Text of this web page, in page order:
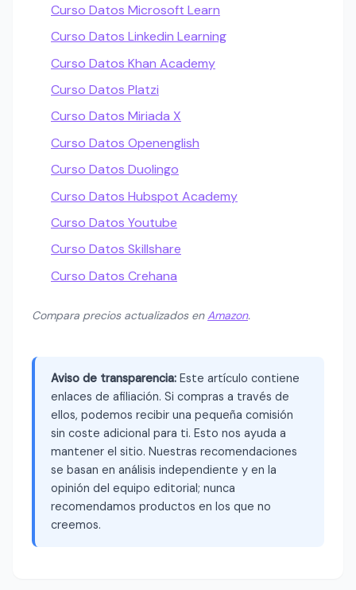
Curso Datos Microsoft Learn
Curso Datos Linkedin Learning
Curso Datos Khan Academy
Curso Datos Platzi
Curso Datos Miriada X
Curso Datos Openenglish
Curso Datos Duolingo
Curso Datos Hubspot Academy
Curso Datos Youtube
Curso Datos Skillshare
Curso Datos Crehana
Compara precios actualizados enAmazon.
Aviso de transparencia: Este artículo contiene
enlaces de afiliación. Si compras a través de
ellos, podemos recibir una pequeña comisión
sin coste adicional para ti. Esto nos ayuda a
mantener el sitio. Nuestras recomendaciones
se basan en análisis independiente y en la
opinión del equipo editorial; nunca
recomendamos productos en los que no
creemos.